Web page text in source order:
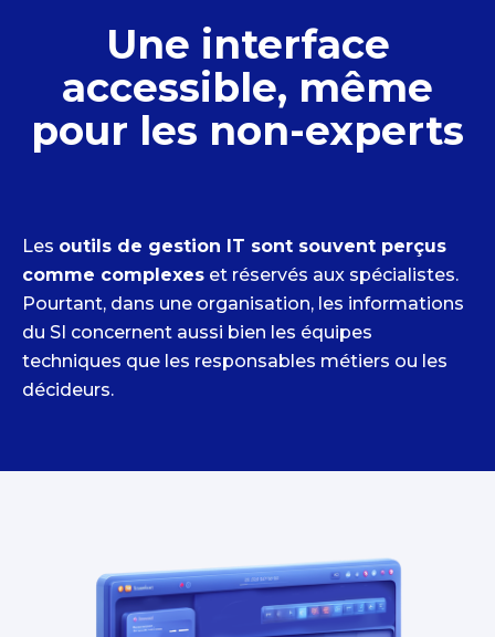
Une interface
accessible, même
pour les non-experts
Les outils de gestion IT sont souvent perçus
comme complexes et réservés aux spécialistes.
Pourtant, dans une organisation, les informations
du SI concernent aussi bien les équipes
techniques que les responsables métiers ou les
décideurs.